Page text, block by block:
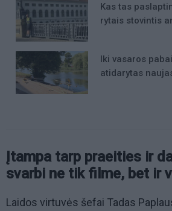
Kas tas
rytais stovintis
Iki vasaros
atidarytas
Įtampa tarp praeities ir
svarbi ne tik filme, bet ir
Laidos virtuvės šefai Tadas